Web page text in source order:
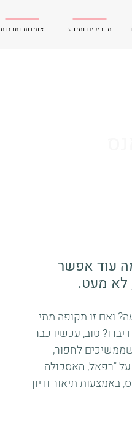
אומנות ותרבות מדריכים ומידע
עוד אפשר
לא מעט.
ואם זו תקופה מתי
טוב, עכשיו כבר
לחפור,
"רפאל, האסכולה
תיאור ודיון